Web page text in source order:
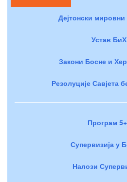
Дејтонски
Устав БиХ
Закони Босне и
Резолуције Савјета
Програм
Супервизија у
Налози